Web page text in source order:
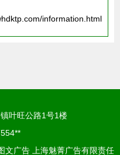
information.html
叶旺公路1号1楼
文广告 上海魅菁广告有限责任